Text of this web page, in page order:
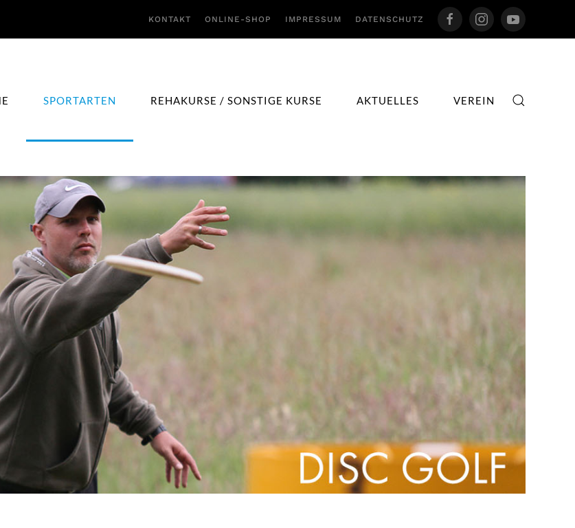
KONTAKT ONLINE-SHOP IMPRESSUM DATENSCHUTZ
SPORTARTEN REHAKURSE / SONSTIGE KURSE AKTUELLES VEREIN